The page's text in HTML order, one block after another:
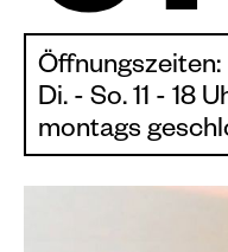
Öffnungszeiten:
Di. - So. 11 - 18
montags